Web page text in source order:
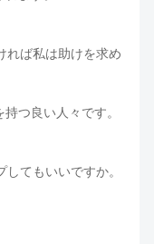
れば私は助けを求め
つ良い人々です。
てもいいですか。